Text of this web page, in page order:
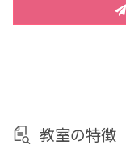
教室の特徴